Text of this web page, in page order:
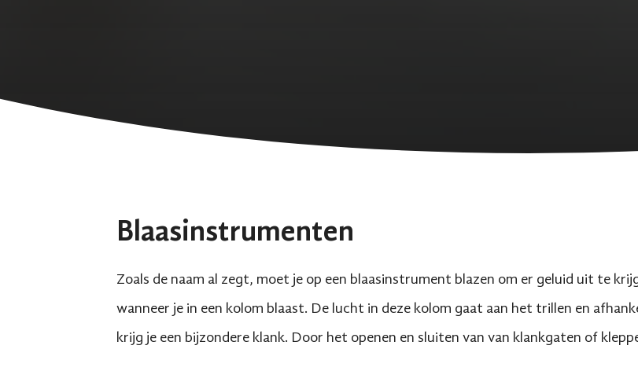
Blaasinstrumenten
Zoals de naam al zegt, moet je op een blaasinstrument blazen om er geluid uit te
wanneer je in een kolom blaast. De lucht in deze kolom gaat aan het trillen en
krijg je een bijzondere klank. Door het openen en sluiten van van klankgaten of